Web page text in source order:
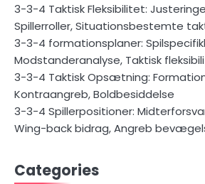
3-3-4 Taktisk Fleksibilitet:
Spillerroller, Situationsbestemte
3-3-4 formationsplaner:
Modstanderanalyse, Taktisk
3-3-4 Taktisk Opsætning:
Kontraangreb, Boldbesiddelse
3-3-4 Spillerpositioner:
Wing-back bidrag, Angreb
Categories